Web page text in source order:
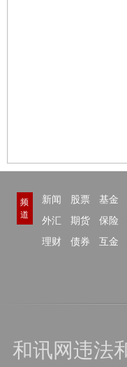
频
道
新闻 股票 基金
外汇
期货 保险
理财
债券 互金
和讯网违法